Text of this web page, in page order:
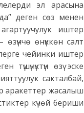
эл арасына
деген сөз менен
иштер
өзүнчө өнүккөн салт
чейинки иштер
өзү эске
сакталбай,
аракеттер жасалыш
күчөй бериши